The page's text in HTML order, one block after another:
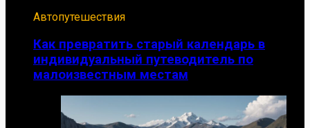
Автопутешествия
Как превратить старый календарь в
индивидуальный путеводитель по
малоизвестным местам